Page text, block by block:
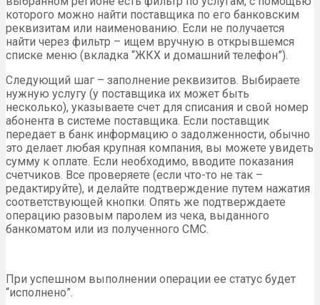
которого можно найти поставщика по его банковским
реквизитам или наименованию. Если не получается
найти через фильтр – ищем вручную в открывшемся
списке меню (вкладка “ЖКХ и домашний телефон”).
Следующий шаг – заполнение реквизитов. Выбираете
нужную услугу (у поставщика их может быть
несколько), указываете счет для списания и свой номер
абонента в системе поставщика. Если поставщик
передает в банк информацию о задолженности, обычно
это делает любая крупная компания, вы можете увидеть
сумму к оплате. Если необходимо, вводите показания
счетчиков. Все проверяете (если что-то не так –
редактируйте), и делайте подтверждение путем нажатия
соответствующей кнопки. Опять же подтверждаете
операцию разовым паролем из чека, выданного
банкоматом или из полученного СМС.
При успешном выполнении операции ее статус будет
“исполнено”.